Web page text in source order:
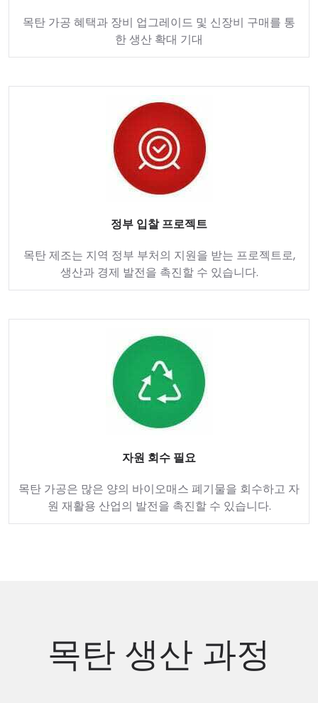
목탄 가공 혜택과 장비 업그레이드 및 신장비 구매를 통
한 생산 확대 기대
정부 입찰 프로젝트
목탄 제조는 지역 정부 부처의 지원을 받는 프로젝트로,
생산과 경제 발전을 촉진할 수 있습니다.
자원 회수 필요
목탄 가공은 많은 양의 바이오매스 폐기물을 회수하고 자
원 재활용 산업의 발전을 촉진할 수 있습니다.
목탄 생산 과정